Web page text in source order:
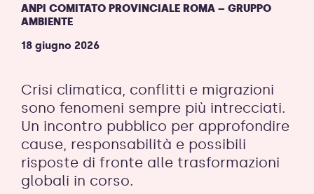
ANPI COMITATO PROVINCIALE ROMA – GRUPPO
AMBIENTE
18 giugno 2026
Crisi climatica, conflitti e migrazioni
sono fenomeni sempre più intrecciati.
Un incontro pubblico per approfondire
cause, responsabilità e possibili
risposte di fronte alle trasformazioni
globali in corso.